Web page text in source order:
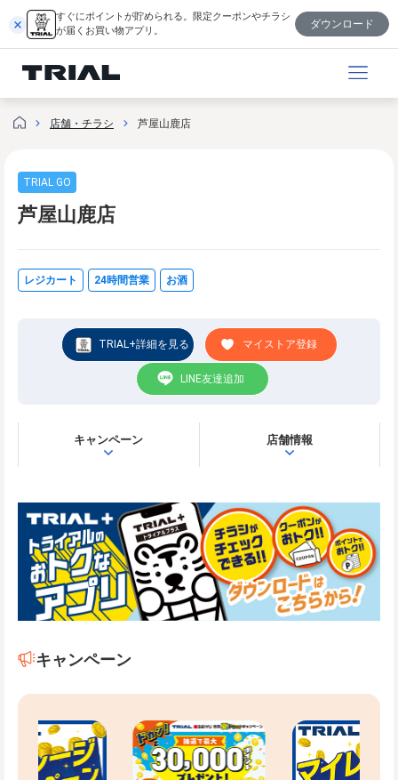
を
キ
すぐにポイントが貯められる。限定クーポンやチラシ
が届くお買い物アプリ。
ダウンロード
店舗・チラシ 芦屋山鹿店
TRIAL GO
芦屋山鹿店
レジカート 24時間営業 お酒
TRIAL+詳細を見る マイストア登録
LINE友達追加
キャンペーン 店舗情報
キャンペーン